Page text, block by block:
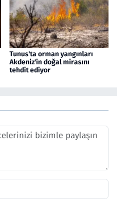
Tunus'ta orman yangınları
Akdeniz'in doğal mirasını
tehdit ediyor